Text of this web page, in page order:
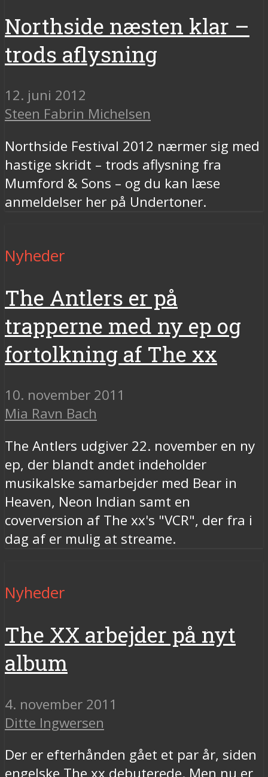
Northside næsten klar –
trods aflysning
12. juni 2012
Steen Fabrin Michelsen
Northside Festival 2012 nærmer sig med
hastige skridt – trods aflysning fra
Mumford & Sons – og du kan læse
anmeldelser her på Undertoner.
Nyheder
The Antlers er på
trapperne med ny ep og
fortolkning af The xx
10. november 2011
Mia Ravn Bach
The Antlers udgiver 22. november en ny
ep, der blandt andet indeholder
musikalske samarbejder med Bear in
Heaven, Neon Indian samt en
coverversion af The xx's "VCR", der fra i
dag af er mulig at streame.
Nyheder
The XX arbejder på nyt
album
4. november 2011
Ditte Ingwersen
Der er efterhånden gået et par år, siden
engelske The xx debuterede. Men nu er